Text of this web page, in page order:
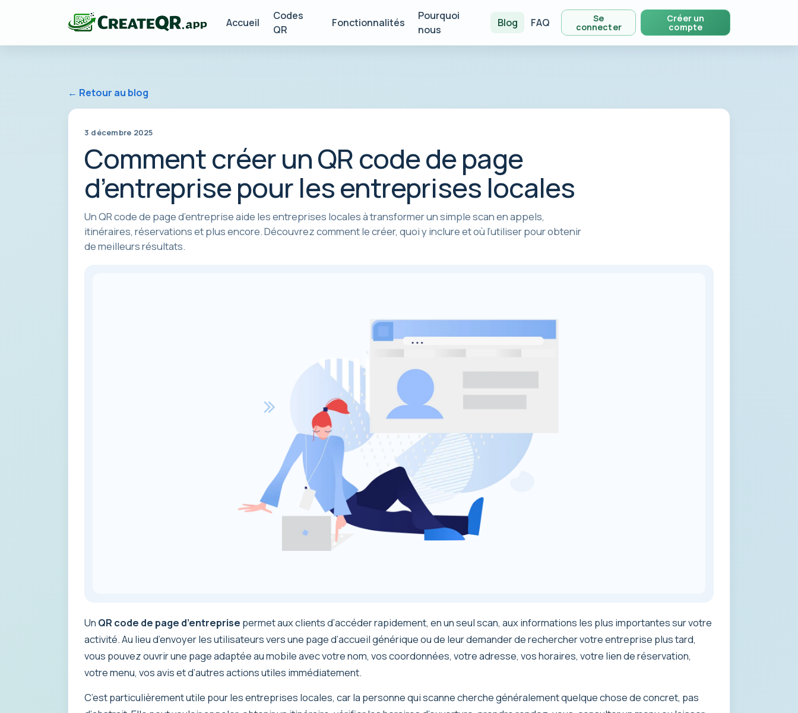
Accueil
Codes
QR
Fonctionnalités
Pourquoi
nous
Blog FAQ Se
connecter
Créer un
compte
← Retour au blog
3 décembre 2025
Comment créer un QR code de page
d’entreprise pour les entreprises locales
Un QR code de page d’entreprise aide les entreprises locales à transformer un simple scan en appels,
itinéraires, réservations et plus encore. Découvrez comment le créer, quoi y inclure et où l’utiliser pour obtenir
de meilleurs résultats.
Un QR code de page d’entreprise permet aux clients d’accéder rapidement, en un seul scan, aux informations les plus importantes sur votre
activité. Au lieu d’envoyer les utilisateurs vers une page d’accueil générique ou de leur demander de rechercher votre entreprise plus tard,
vous pouvez ouvrir une page adaptée au mobile avec votre nom, vos coordonnées, votre adresse, vos horaires, votre lien de réservation,
votre menu, vos avis et d’autres actions utiles immédiatement.
C’est particulièrement utile pour les entreprises locales, car la personne qui scanne cherche généralement quelque chose de concret, pas